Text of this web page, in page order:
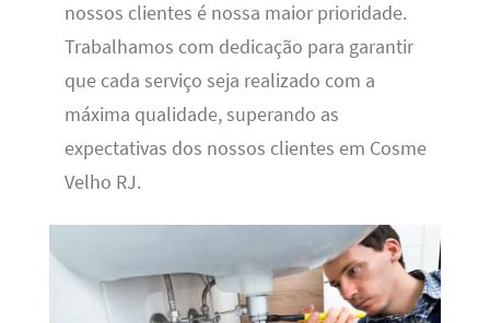
nossos clientes é nossa maior prioridade.
Trabalhamos com dedicação para garantir
que cada serviço seja realizado com a
máxima qualidade, superando as
expectativas dos nossos clientes em Cosme
Velho RJ.